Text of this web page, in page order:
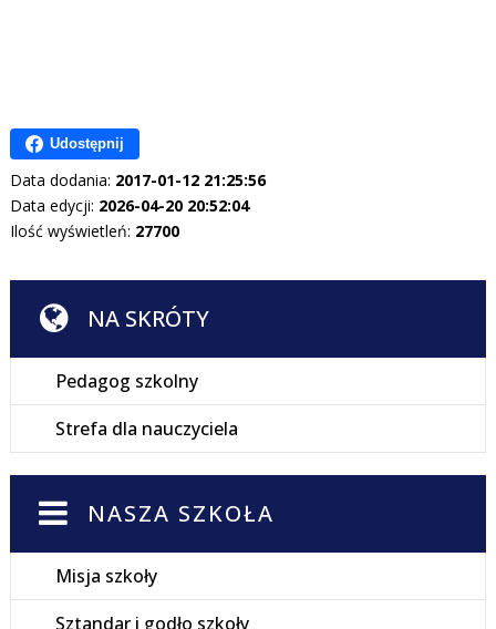
Udostępnij
Data dodania: 2017-01-12 21:25:56
Data edycji: 2026-04-20 20:52:04
Ilość wyświetleń: 27700
NA SKRÓTY
Pedagog szkolny
Strefa dla nauczyciela
NASZA SZKOŁA
Misja szkoły
Sztandar i godło szkoły